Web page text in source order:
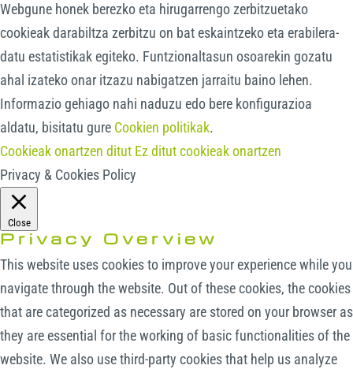
Webgune honek berezko eta hirugarrengo zerbitzuetako
cookieak darabiltza zerbitzu on bat eskaintzeko eta erabilera-
datu estatistikak egiteko. Funtzionaltasun osoarekin gozatu
ahal izateko onar itzazu nabigatzen jarraitu baino lehen.
Informazio gehiago nahi naduzu edo bere konfigurazioa
aldatu, bisitatu gure Cookien politikak.
Cookieak onartzen ditut Ez ditut cookieak onartzen
Privacy & Cookies Policy
Close
Privacy Overview
This website uses cookies to improve your experience while you
navigate through the website. Out of these cookies, the cookies
that are categorized as necessary are stored on your browser as
they are essential for the working of basic functionalities of the
website. We also use third-party cookies that help us analyze